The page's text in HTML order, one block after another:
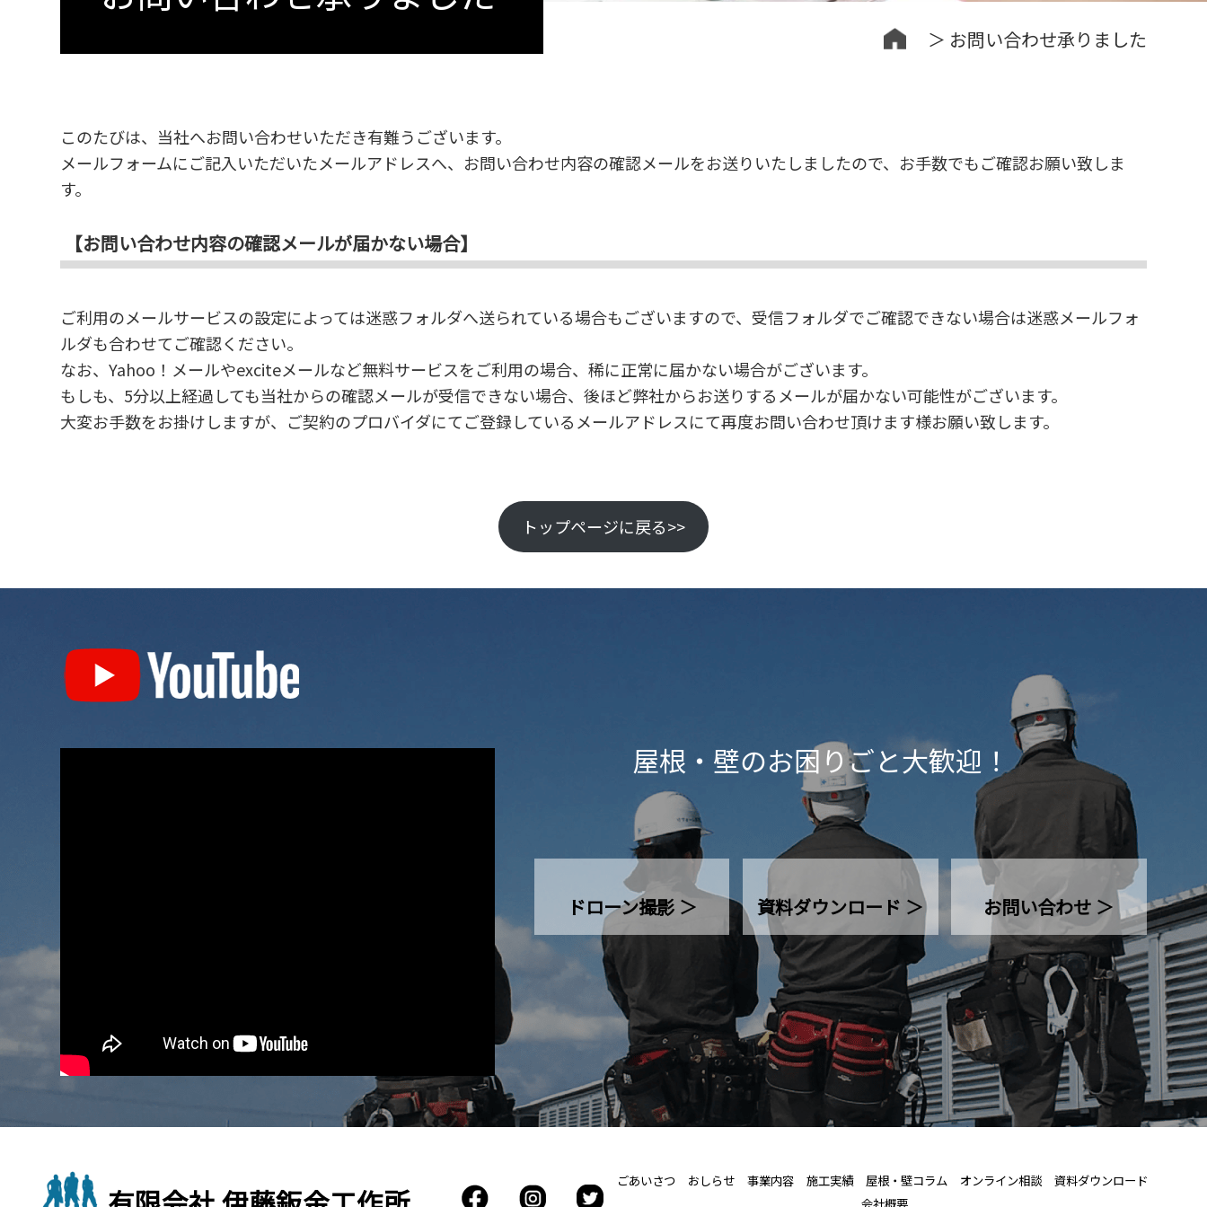
＞ お問い合わせ承りました
このたびは、当社へお問い合わせいただき有難うございます。
メールフォームにご記入いただいたメールアドレスへ、お問い合わせ内容の確認メールをお送りいたしましたので、お手数でもご確認お願い致しま
す。
【お問い合わせ内容の確認メールが届かない場合】
ご利用のメールサービスの設定によっては迷惑フォルダへ送られている場合もございますので、受信フォルダでご確認できない場合は迷惑メールフォ
ルダも合わせてご確認ください。
なお、Yahoo！メールやexciteメールなど無料サービスをご利用の場合、稀に正常に届かない場合がございます。
もしも、5分以上経過しても当社からの確認メールが受信できない場合、後ほど弊社からお送りするメールが届かない可能性がございます。
大変お手数をお掛けしますが、ご契約のプロバイダにてご登録しているメールアドレスにて再度お問い合わせ頂けます様お願い致します。
トップページに戻る>>
屋根・壁のお困りごと大歓迎！
ドローン撮影 ＞ 資料ダウンロード ＞ お問い合わせ ＞
ごあいさつ おしらせ 事業内容 施工実績 屋根・壁コラム オンライン相談
資料ダウンロード